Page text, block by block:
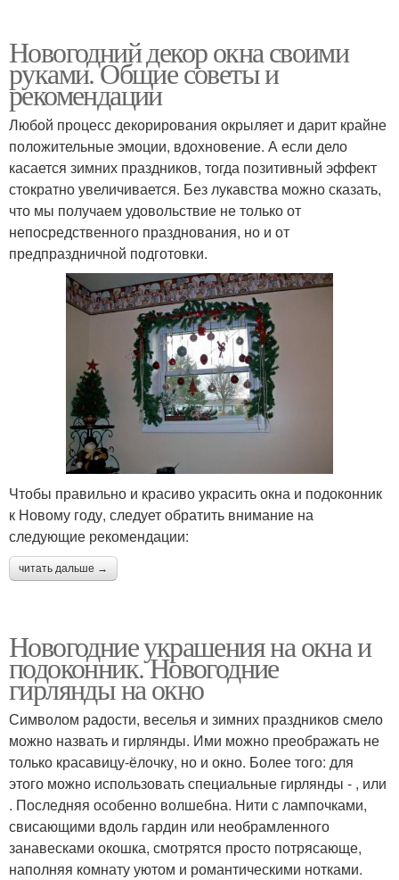
Новогодний декор окна своими
руками. Общие советы и
рекомендации
Любой процесс декорирования окрыляет и дарит крайне
положительные эмоции, вдохновение. А если дело
касается зимних праздников, тогда позитивный эффект
стократно увеличивается. Без лукавства можно сказать,
что мы получаем удовольствие не только от
непосредственного празднования, но и от
предпраздничной подготовки.
Чтобы правильно и красиво украсить окна и подоконник
к Новому году, следует обратить внимание на
следующие рекомендации:
читать дальше →
Новогодние украшения на окна и
подоконник. Новогодние
гирлянды на окно
Символом радости, веселья и зимних праздников смело
можно назвать и гирлянды. Ими можно преображать не
только красавицу-ёлочку, но и окно. Более того: для
этого можно использовать специальные гирлянды - , или
. Последняя особенно волшебна. Нити с лампочками,
свисающими вдоль гардин или необрамленного
занавесками окошка, смотрятся просто потрясающе,
наполняя комнату уютом и романтическими нотками.